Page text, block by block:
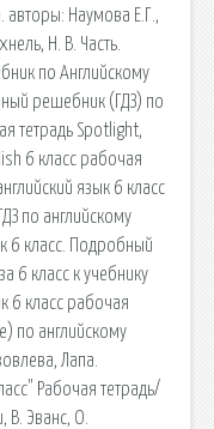
авторы: Наумова Е.Г.,
Н. В. Часть.
по Английскому
решебник (ГДЗ) по
тетрадь Spotlight,
6 класс рабочая
язык 6 класс
по английскому
6 класс. Подробный
6 класс к учебнику
6 класс рабочая
по английскому
Лапа.
Рабочая тетрадь/
В. Эванс, О.